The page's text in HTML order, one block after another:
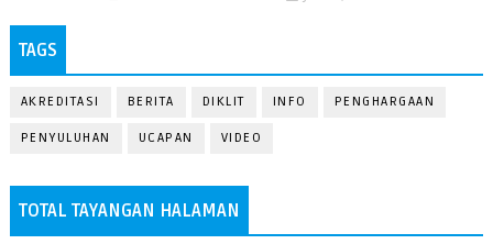
TAGS
AKREDITASI BERITA DIKLIT INFO PENGHARGAAN
PENYULUHAN UCAPAN VIDEO
TOTAL TAYANGAN HALAMAN